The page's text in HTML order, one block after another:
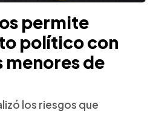
permite
político con
de
los riesgos que